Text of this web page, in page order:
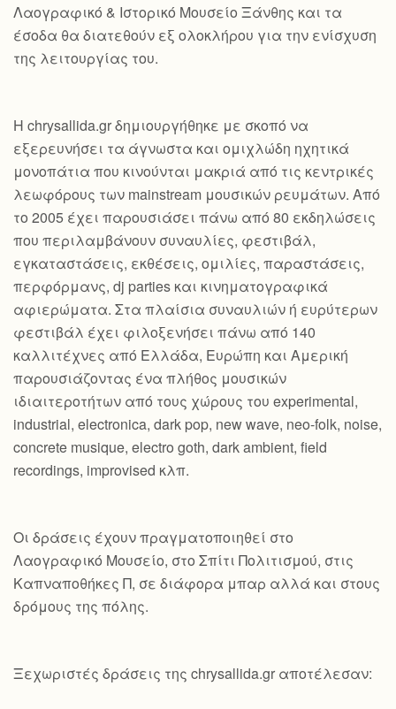
Λαογραφικό & Ιστορικό Μουσείο Ξάνθης και τα
έσοδα θα διατεθούν εξ ολοκλήρου για την ενίσχυση
της λειτουργίας του.
Η chrysallida.gr δημιουργήθηκε με σκοπό να
εξερευνήσει τα άγνωστα και ομιχλώδη ηχητικά
μονοπάτια που κινούνται μακριά από τις κεντρικές
λεωφόρους των mainstream μουσικών ρευμάτων. Από
το 2005 έχει παρουσιάσει πάνω από 80 εκδηλώσεις
που περιλαμβάνουν συναυλίες, φεστιβάλ,
εγκαταστάσεις, εκθέσεις, ομιλίες, παραστάσεις,
περφόρμανς, dj parties και κινηματογραφικά
αφιερώματα. Στα πλαίσια συναυλιών ή ευρύτερων
φεστιβάλ έχει φιλοξενήσει πάνω από 140
καλλιτέχνες από Ελλάδα, Ευρώπη και Αμερική
παρουσιάζοντας ένα πλήθος μουσικών
ιδιαιτεροτήτων από τους χώρους του experimental,
industrial, electronica, dark pop, new wave, neo-folk, noise,
concrete musique, electro goth, dark ambient, field
recordings, improvised κλπ.
Οι δράσεις έχουν πραγματοποιηθεί στο
Λαογραφικό Μουσείο, στο Σπίτι Πολιτισμού, στις
Καπναποθήκες Π, σε διάφορα μπαρ αλλά και στους
δρόμους της πόλης.
Ξεχωριστές δράσεις της chrysallida.gr αποτέλεσαν: